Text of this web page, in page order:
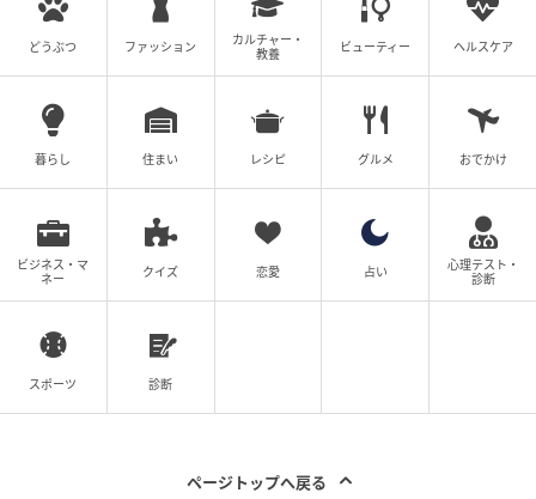
理解不能な言い分で詰め寄るモトに恐怖を感じる主人
公。逃げられないと確信すると、モトに対して「騙し
て婚約するような人は無理」と断固拒否するのでし
た。それでも言い訳をして関係をせまるモトに「お前
の両親とも二度と会いたくない」とはっきりを拒絶を
示します。すると次の瞬間、モトの恐ろしい本性がむ
き出しになり…。
※次回に続く「婚約者は既婚者でした」（全67話）は
【全話読む】婚約者は既婚者でした
どうぶつ ファッション
カルチャー・
教養
ビューティー ヘルスケア
暮らし 住まい レシピ グルメ おでかけ
ビジネス・マ
ネー
クイズ 恋愛 占い
心理テスト・
診断
スポーツ 診断
ページトップへ戻る